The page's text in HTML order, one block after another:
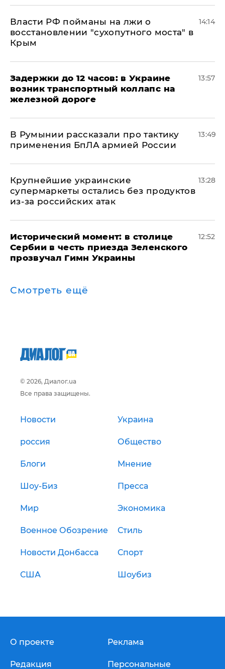
Власти РФ пойманы на лжи о
восстановлении "сухопутного моста" в
Крым
14:14
Задержки до 12 часов: в Украине
возник транспортный коллапс на
железной дороге
13:57
В Румынии рассказали про тактику
применения БпЛА армией России
13:49
Крупнейшие украинские
супермаркеты остались без продуктов
из-за российских атак
13:28
Исторический момент: в столице
Сербии в честь приезда Зеленского
прозвучал Гимн Украины
12:52
Смотреть ещё
© 2026, Диалог.ua
Все права защищены.
Новости Украина
россия Общество
Блоги Мнение
Шоу-Биз Пресса
Мир Экономика
Военное Обозрение Стиль
Новости Донбасса Спорт
США Шоубиз
О проекте
Редакция
Реклама
Персональные